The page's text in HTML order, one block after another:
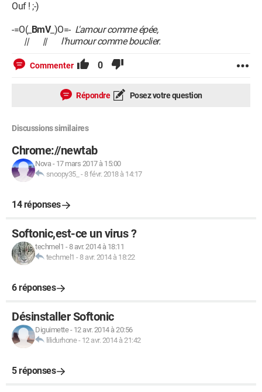
Ouf ! ;-)
-=O(_ BmV_)O=- L'amour comme épée,
|| || l'humour comme bouclier.
Commenter 0
Répondre Posez votre question
Discussions similaires
Chrome://newtab
Nova- 17 mars 2017 à 15:00
snoopy35_ - 8 févr. 2018 à 14:17
14 réponses
Softonic,est-ce un virus ?
techmel1 -8 avr. 2014 à 18:11
techmel1 - 8 avr. 2014 à 18:22
6 réponses
Désinstaller Softonic
Diguimette- 12 avr. 2014 à 20:56
lilidurhone- 12 avr. 2014 à 21:42
5 réponses